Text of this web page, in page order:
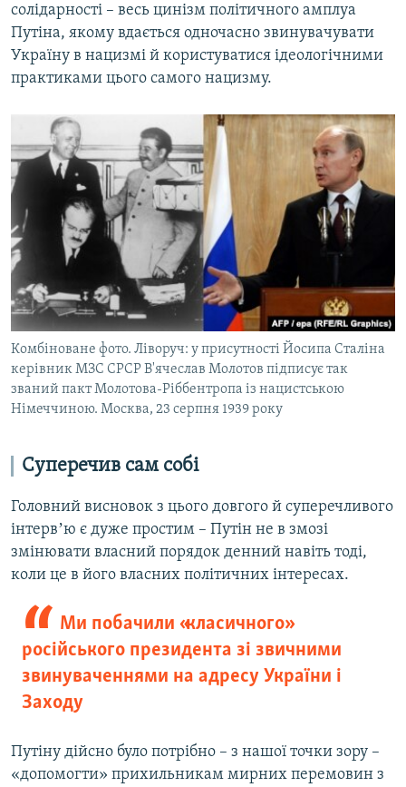
солідарності – весь цинізм політичного амплуа
Путіна, якому вдається одночасно звинувачувати
Україну в нацизмі й користуватися ідеологічними
практиками цього самого нацизму.
Комбіноване фото. Ліворуч: у присутності Йосипа Сталіна
керівник МЗС СРСР В'ячеслав Молотов підписує так
званий пакт Молотова-Ріббентропа із нацистською
Німеччиною. Москва, 23 серпня 1939 року
Суперечив сам собі
Головний висновок з цього довгого й суперечливого
інтервʼю є дуже простим – Путін не в змозі
змінювати власний порядок денний навіть тоді,
коли це в його власних політичних інтересах.
Ми побачили «класичного»
російського президента зі звичними
звинуваченнями на адресу України і
Заходу
Путіну дійсно було потрібно – з нашої точки зору –
«допомогти» прихильникам мирних перемовин з